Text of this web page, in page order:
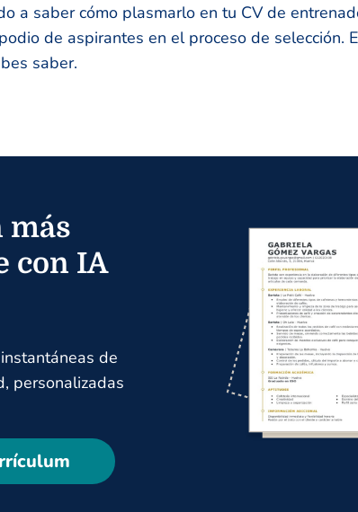
a saber cómo plasmarlo en tu CV de
de aspirantes en el proceso de selección.
saber.
más
con IA
de
personalizadas